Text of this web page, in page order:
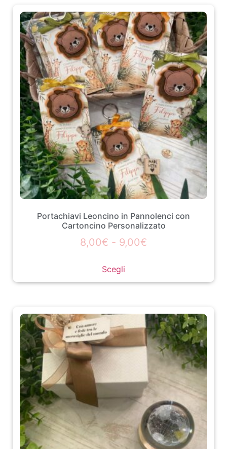
Portachiavi Leoncino in Pannolenci con
Cartoncino Personalizzato
8,00€ - 9,00€
Scegli